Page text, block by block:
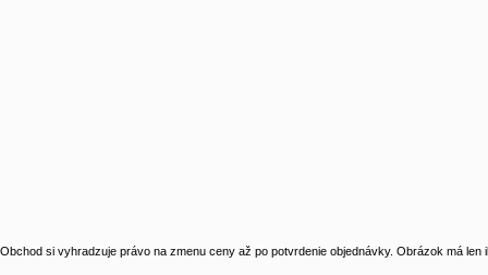
Obchod si vyhradzuje právo na zmenu ceny až po potvrdenie objednávky. Obrázok má len